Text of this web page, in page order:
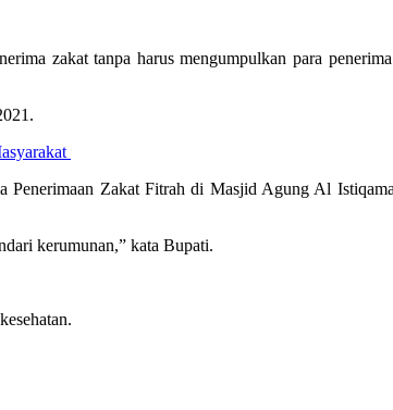
zakat tanpa harus mengumpulkan para
Penerimaan Zakat Fitrah di Masjid Agung Al
kerumunan,” kata Bupati.